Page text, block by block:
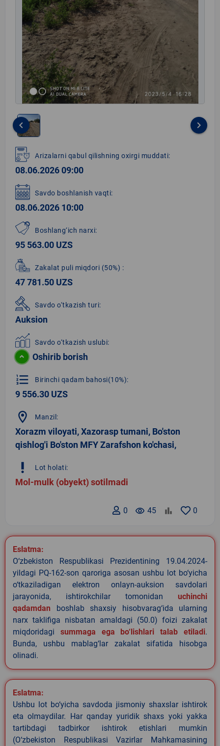
1
of
1
keyboard_arrow_left keyboard_arrow_right
Arizalarni qabul qilishning oxirgi muddati:
08.06.2026 09:00
Savdo boshlanish vaqti:
08.06.2026 10:00
Boshlang‘ich narxi:
95 563.00 UZS
Zakalat puli miqdori (50%) :
47 781.50 UZS
Savdo o‘tkazish turi:
Auksion
Savdo o‘tkazish uslubi:
Oshirib borish
format_list_numbered Birinchi qadam bahosi(10%):
9 556.30 UZS
location_on Manzil:
Xorazm viloyati, Xazorasp tumani, Bo'ston
qishlog'i Bo'ston MFY Zarafshon ko'chasi,
priority_high Lot holati:
Mol-mulk (obyekt) sotilmadi
0
remove_red_eye 45
0
Eslatma:
O‘zbekiston Respublikasi Prezidentining 19.04.2024-
yildagi PQ-162-son qaroriga asosan ushbu lot bo‘yicha
o‘tkaziladigan elektron onlayn-auksion savdolari
jarayonida, ishtirokchilar tomonidan uchinchi
qadamdan boshlab shaxsiy hisobvarag‘ida ularning
narx taklifiga nisbatan amaldagi (50.0) foizi zakalat
miqdoridagi summaga ega bo‘lishlari talab etiladi.
Bunda, ushbu mablag‘lar zakalat sifatida hisobga
olinadi.
Eslatma:
Ushbu lot bo‘yicha savdoda jismoniy shaxslar ishtirok
eta olmaydilar. Har qanday yuridik shaxs yoki yakka
tartibdagi tadbirkor ishtirok etishlari mumkin
(O‘zbekiston Respublikasi Vazirlar Mahkamasining